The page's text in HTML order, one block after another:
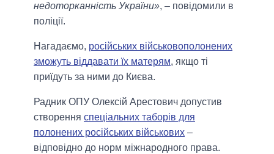
недоторканність України», – повідомили в
поліції.
Нагадаємо, російських військовополонених
зможуть віддавати їх матерям, якщо ті
приїдуть за ними до Києва.
Радник ОПУ Олексій Арестович допустив
створення спеціальних таборів для
полонених російських військових –
відповідно до норм міжнародного права.